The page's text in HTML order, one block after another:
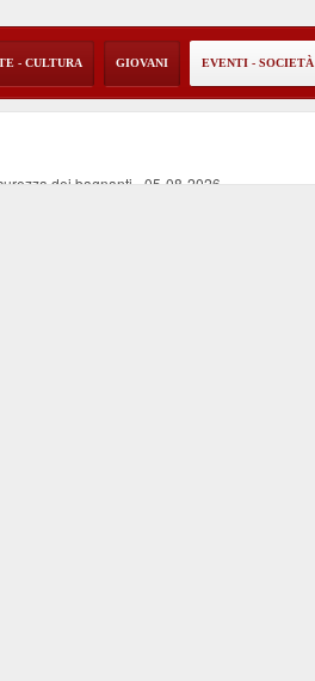
- CULTURA GIOVANI EVENTI - SOCIETÀ
dei bagnanti-05-08-2026
Orseolo”